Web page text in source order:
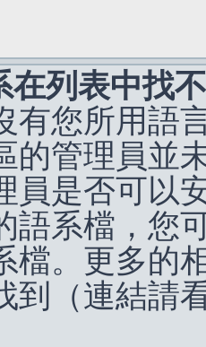
在列表中找
有您所用語
的管理員並
員是否可以
語系檔，您
檔。更多的
到（連結請